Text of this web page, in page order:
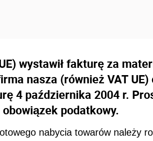
wystawił fakturę za
nasza (również VAT UE)
4 października 2004 r.
podatkowy.
nabycia towarów należy